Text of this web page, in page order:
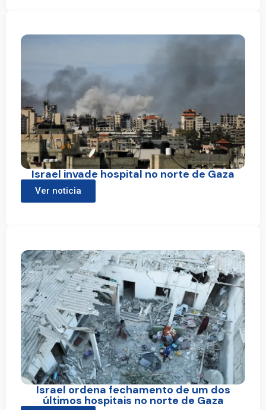
Israel invade hospital no norte de Gaza
Ver noticia
Israel ordena fechamento de um dos
últimos hospitais no norte de Gaza